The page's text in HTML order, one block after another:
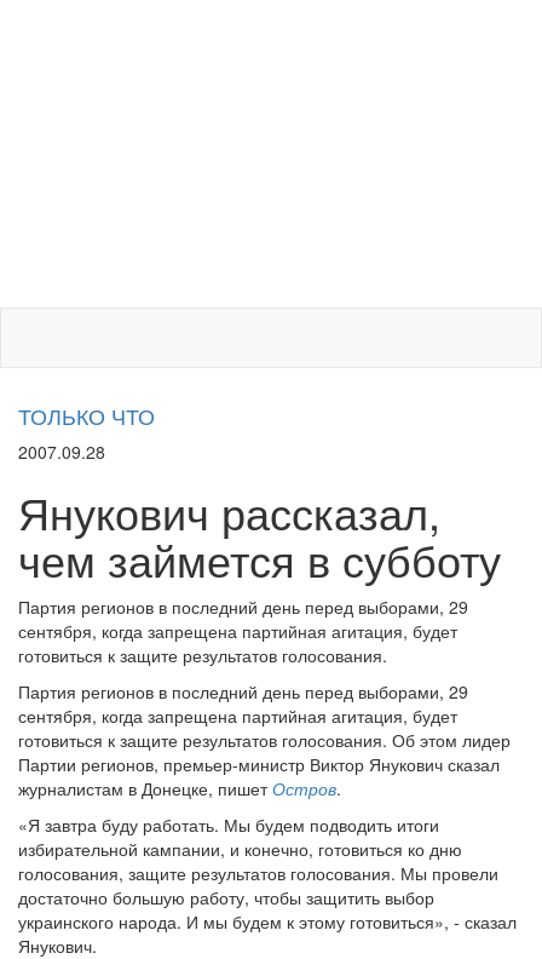
ТОЛЬКО ЧТО
2007.09.28
Янукович рассказал,
чем займется в субботу
Партия регионов в последний день перед выборами, 29
сентября, когда запрещена партийная агитация, будет
готовиться к защите результатов голосования.
Партия регионов в последний день перед выборами, 29
сентября, когда запрещена партийная агитация, будет
готовиться к защите результатов голосования. Об этом лидер
Партии регионов, премьер-министр Виктор Янукович сказал
журналистам в Донецке, пишетОстров.
«Я завтра буду работать. Мы будем подводить итоги
избирательной кампании, и конечно, готовиться ко дню
голосования, защите результатов голосования. Мы провели
достаточно большую работу, чтобы защитить выбор
украинского народа. И мы будем к этому готовиться», - сказал
Янукович.